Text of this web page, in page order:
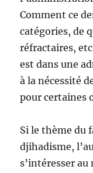
Comment ce
catégories, de
réfractaires,
est dans une
à la nécessité
pour certaines
Si le thème du
djihadisme,
s’intéresser